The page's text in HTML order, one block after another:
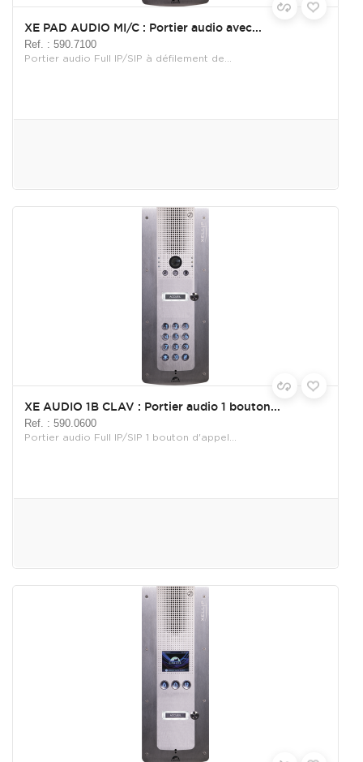
XE PAD AUDIO MI/C : Portier audio avec...
Ref. : 590.7100
Portier audio Full IP/SIP à défilement de...
XE AUDIO 1B CLAV : Portier audio 1 bouton...
Ref. : 590.0600
Portier audio Full IP/SIP 1 bouton d'appel...